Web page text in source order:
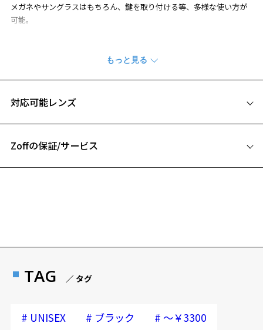
メガネやサングラスはもちろん、鍵を取り付ける等、多様な使い方が
可能。
【サイズ】
紐部分：全長約920mm、幅約7mm
カバー部分：全長約80mm、幅約67mm
リング部分：直径約25mm、幅約2mm
本体：合成皮革
対応可能レンズ
フレームとレンズの合計料金を知りたい方へ
Zoffの保証/サービス
日または発送日より１年間修理又は交換させて頂
延長されません。
TAG ／ タグ
# UNISEX # ブラック # ～￥3300